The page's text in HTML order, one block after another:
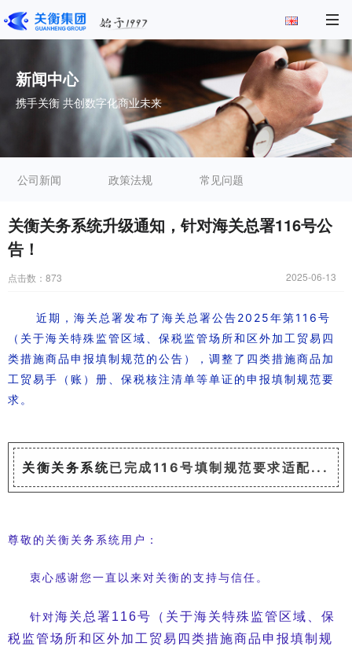
新闻中心
携手关衡 共创数字化商业未来
公司新闻 政策法规 常见问题
关衡关务系统升级通知，针对海关总署116号公
告！
2025-06-13
点击数： 873
近期，海关总署发布了海关总署公告2025年第116号
（关于海关特殊监管区域、保税监管场所和区外加工贸易四
类措施商品申报填制规范的公告），调整了四类措施商品加
工贸易手（账）册、保税核注清单等单证的申报填制规范要
求。
关衡关务系统已完成116号填制规范要求适配...
尊敬的关衡关务系统用户：
衷心感谢您一直以来对关衡的支持与信任。
针对海关总署116号（关于海关特殊监管区域、保
税监管场所和区外加工贸易四类措施商品申报填制规